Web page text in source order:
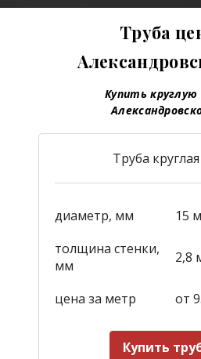
Труба
Купить круглую
Труба
диаметр, мм
15
толщина стенки,
мм
2,8
цена за метр от
Купить